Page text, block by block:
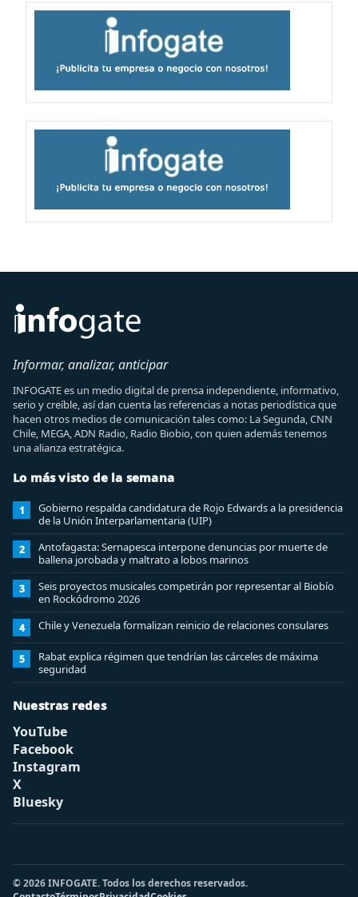
Informar, analizar, anticipar
INFOGATE es un medio digital de prensa independiente, informativo,
serio y creíble, así dan cuenta las referencias a notas periodística que
hacen otros medios de comunicación tales como: La Segunda, CNN
Chile, MEGA, ADN Radio, Radio Biobio, con quien además tenemos
una alianza estratégica.
Lo más visto de la semana
1
Gobierno respalda candidatura de Rojo Edwards a la presidencia
de la Unión Interparlamentaria (UIP)
2
Antofagasta: Sernapesca interpone denuncias por muerte de
ballena jorobada y maltrato a lobos marinos
3
Seis proyectos musicales competirán por representar al Biobío
en Rockódromo 2026
4 Chile y Venezuela formalizan reinicio de relaciones consulares
5
Rabat explica régimen que tendrían las cárceles de máxima
seguridad
Nuestras redes
YouTube
Facebook
Instagram
X
Bluesky
© 2026 INFOGATE. Todos los derechos reservados.